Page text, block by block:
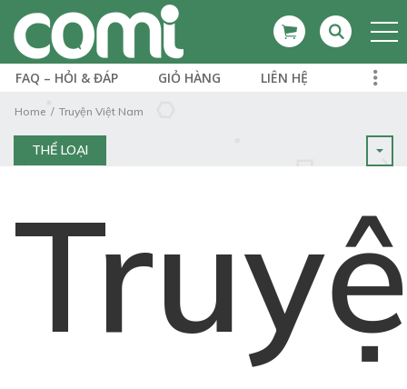
FAQ – HỎI & ĐÁP GIỎ HÀNG LIÊN HỆ
Home Truyện Việt Nam
THỂ LOẠI